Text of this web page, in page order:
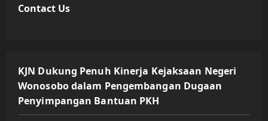
Contact Us
KJN Dukung Penuh Kinerja Kejaksaan Negeri
Wonosobo dalam Pengembangan Dugaan
Penyimpangan Bantuan PKH